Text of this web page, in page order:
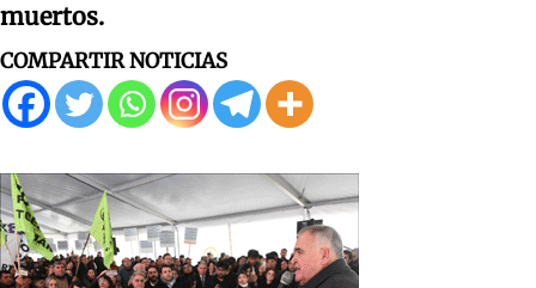
muertos.
COMPARTIR NOTICIAS